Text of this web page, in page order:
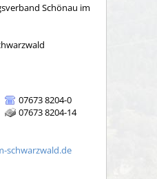
Schönau im
07673 8204-0
07673 8204-14
schwarzwald.de